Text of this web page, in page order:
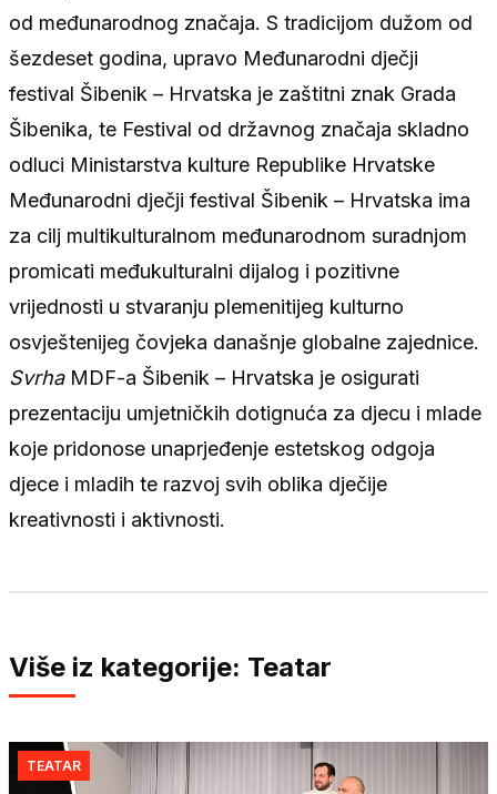
od međunarodnog značaja. S tradicijom dužom od
šezdeset godina, upravo Međunarodni dječji
festival Šibenik – Hrvatska je zaštitni znak Grada
Šibenika, te Festival od državnog značaja skladno
odluci Ministarstva kulture Republike Hrvatske
Međunarodni dječji festival Šibenik – Hrvatska ima
za cilj multikulturalnom međunarodnom suradnjom
promicati međukulturalni dijalog i pozitivne
vrijednosti u stvaranju plemenitijeg kulturno
osvještenijeg čovjeka današnje globalne zajednice.
SvrhaMDF-a Šibenik – Hrvatska je osigurati
prezentaciju umjetničkih dotignuća za djecu i mlade
koje pridonose unaprjeđenje estetskog odgoja
djece i mladih te razvoj svih oblika dječije
kreativnosti i aktivnosti.
Više iz kategorije: Teatar
TEATAR